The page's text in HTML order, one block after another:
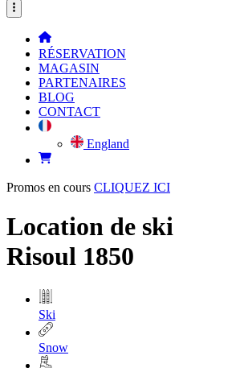
RÉSERVATION
MAGASIN
PARTENAIRES
BLOG
CONTACT
England
Promos en cours CLIQUEZ ICI
Location de ski
Risoul 1850
Ski
Snow